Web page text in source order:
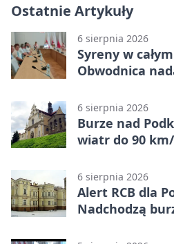
Ostatnie Artykuły
6 sierpnia 2026
Syreny w
Obwodnica
6 sierpnia 2026
Burze nad
wiatr do 90
6 sierpnia 2026
Alert RCB dla
Nadchodzą